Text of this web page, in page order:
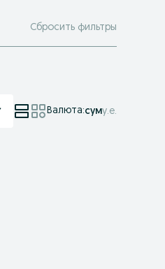
Сбросить фильтры
Валюта:суму.е.